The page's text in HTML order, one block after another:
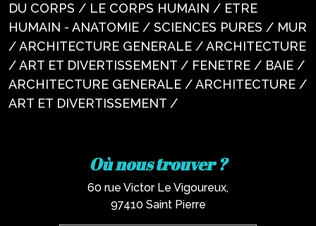
DU CORPS / LE CORPS HUMAIN / ETRE
HUMAIN - ANATOMIE / SCIENCES PURES / MUR
/ ARCHITECTURE GENERALE / ARCHITECTURE
/ ART ET DIVERTISSEMENT / FENETRE / BAIE /
ARCHITECTURE GENERALE / ARCHITECTURE /
ART ET DIVERTISSEMENT /
Où nous trouver ?
60 rue Victor Le Vigoureux,
97410 Saint Pierre